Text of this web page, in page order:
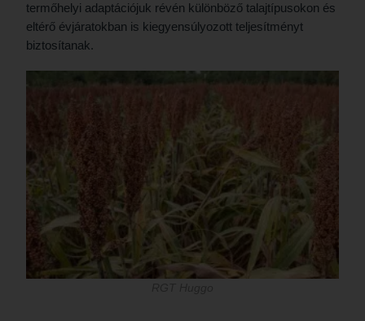
termőhelyi adaptációjuk révén különböző talajtípusokon és
eltérő évjáratokban is kiegyensúlyozott teljesítményt
biztosítanak.